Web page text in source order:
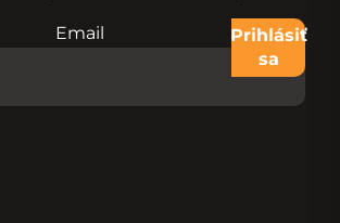
Nevypĺňajte toto pole:
Email
Prihlásiť
sa